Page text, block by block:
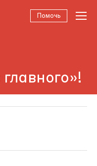
Помочь